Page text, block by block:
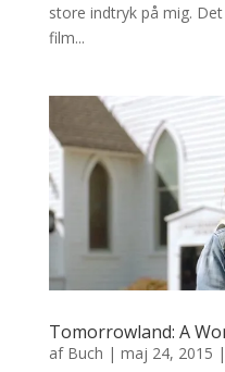
store indtryk på mig.
film...
Tomorrowland: A
af Buch | maj 24, 2015 |